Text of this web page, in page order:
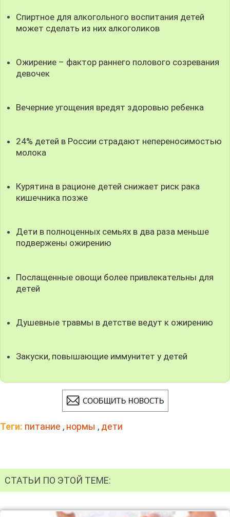
Спиртное для алкогольного воспитания детей
может сделать из них алкоголиков
Ожирение – фактор раннего полового созревания
девочек
Вечерние угощения вредят здоровью ребенка
24% детей в России страдают непереносимостью
молока
Курятина в рационе детей снижает риск рака
кишечника позже
Дети в полноценных семьях в два раза меньше
подвержены ожирению
Послащенные овощи более привлекательны для
детей
Душевные травмы в детстве ведут к ожирению
Закуски, повышающие иммунитет у детей
Теги: питание , нормы , дети
СТАТЬИ ПО ЭТОЙ ТЕМЕ: